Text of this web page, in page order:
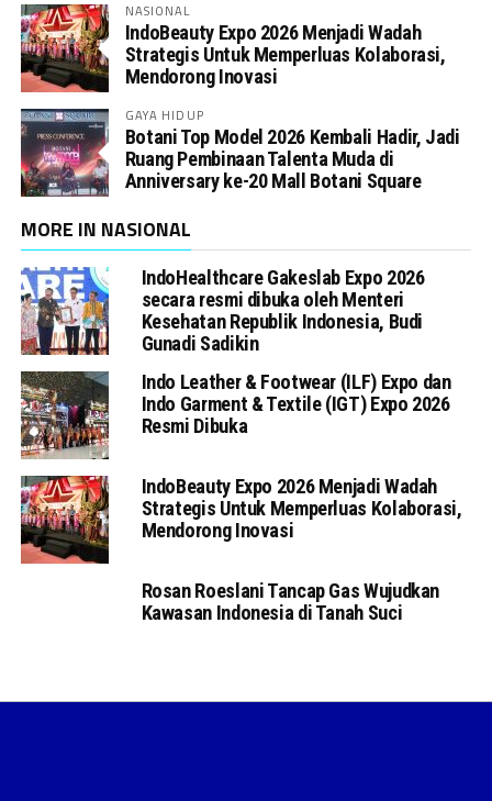
NASIONAL
IndoBeauty Expo 2026 Menjadi Wadah
Strategis Untuk Memperluas Kolaborasi,
Mendorong Inovasi
GAYA HIDUP
Botani Top Model 2026 Kembali Hadir, Jadi
Ruang Pembinaan Talenta Muda di
Anniversary ke-20 Mall Botani Square
MORE IN NASIONAL
IndoHealthcare Gakeslab Expo 2026
secara resmi dibuka oleh Menteri
Kesehatan Republik Indonesia, Budi
Gunadi Sadikin
Indo Leather & Footwear (ILF) Expo dan
Indo Garment & Textile (IGT) Expo 2026
Resmi Dibuka
IndoBeauty Expo 2026 Menjadi Wadah
Strategis Untuk Memperluas Kolaborasi,
Mendorong Inovasi
Rosan Roeslani Tancap Gas Wujudkan
Kawasan Indonesia di Tanah Suci